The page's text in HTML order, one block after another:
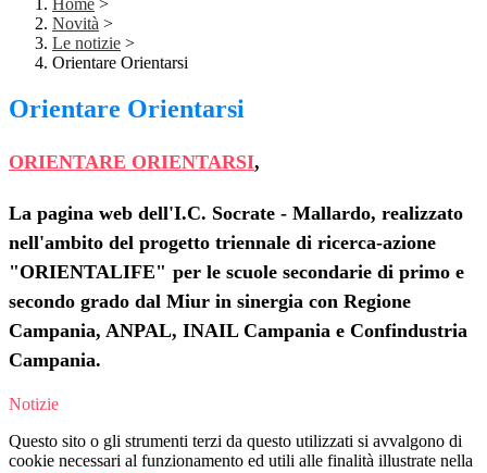
Home >
Novità >
Le notizie >
Orientare Orientarsi
Orientare Orientarsi
ORIENTARE ORIENTARSI,
La pagina web dell'I.C. Socrate - Mallardo, realizzato
nell'ambito del progetto triennale di ricerca-azione
"ORIENTALIFE" per le scuole secondarie di primo e
secondo grado dal Miur in sinergia con Regione
Campania, ANPAL, INAIL Campania e Confindustria
Campania.
Notizie
Questo sito o gli strumenti terzi da questo utilizzati si avvalgono di
cookie necessari al funzionamento ed utili alle finalità illustrate nella